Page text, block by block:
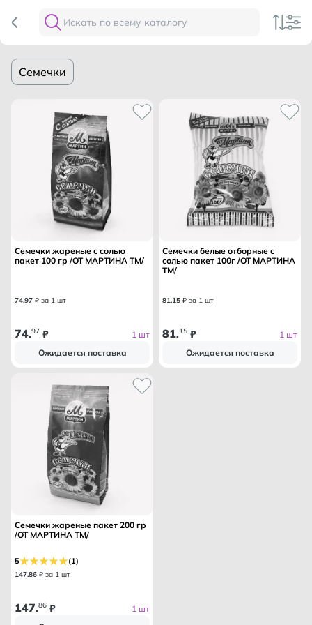
Семечки
Семечки жареные с солью
пакет 100 гр /ОТ МАРТИНА ТМ/
74.97 ₽ за 1 шт
74.97 ₽
1 шт
Ожидается поставка
Семечки белые отборные с
солью пакет 100г /ОТ МАРТИНА
ТМ/
81.15 ₽ за 1 шт
81.15 ₽
1 шт
Ожидается поставка
Семечки жареные пакет 200 гр
/ОТ МАРТИНА ТМ/
5 (1)
147.86 ₽ за 1 шт
147.86 ₽
1 шт